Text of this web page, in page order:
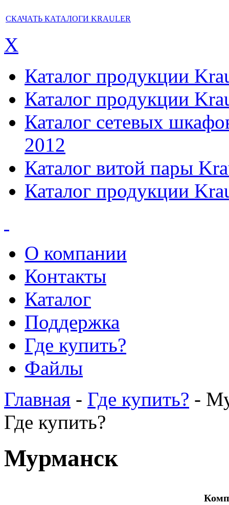
СКАЧАТЬ КАТАЛОГИ KRAULER
X
Каталог продукции
Каталог продукции
Каталог сетевых
2012
Каталог витой пары
Каталог продукции
О компании
Контакты
Каталог
Поддержка
Где купить?
Файлы
Главная - Где купить? -
Где купить?
Мурманск